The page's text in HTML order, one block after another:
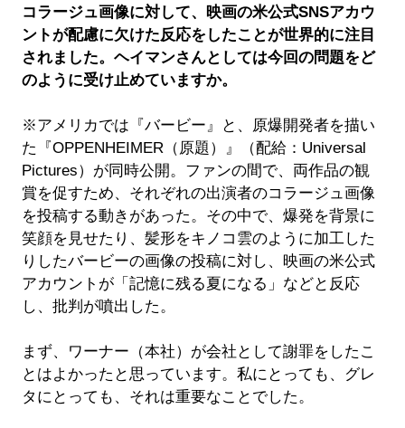
コラージュ画像に対して、映画の米公式SNSアカウ
ントが配慮に欠けた反応をしたことが世界的に注目
されました。ヘイマンさんとしては今回の問題をど
のように受け止めていますか。
※アメリカでは『バービー』と、原爆開発者を描い
た『OPPENHEIMER（原題）』（配給：Universal
Pictures）が同時公開。ファンの間で、両作品の観
賞を促すため、それぞれの出演者のコラージュ画像
を投稿する動きがあった。その中で、爆発を背景に
笑顔を見せたり、髪形をキノコ雲のように加工した
りしたバービーの画像の投稿に対し、映画の米公式
アカウントが「記憶に残る夏になる」などと反応
し、批判が噴出した。
まず、ワーナー（本社）が会社として謝罪をしたこ
とはよかったと思っています。私にとっても、グレ
タにとっても、それは重要なことでした。